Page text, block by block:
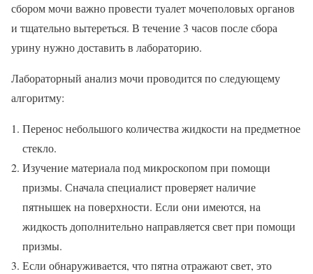
сбором мочи важно провести туалет мочеполовых органов
и тщательно вытереться. В течение 3 часов после сбора
урину нужно доставить в лабораторию.
Лабораторный анализ мочи проводится по следующему
алгоритму:
Перенос небольшого количества жидкости на предметное
стекло.
Изучение материала под микроскопом при помощи
призмы. Сначала специалист проверяет наличие
пятнышек на поверхности. Если они имеются, на
жидкость дополнительно направляется свет при помощи
призмы.
Если обнаруживается, что пятна отражают свет, это